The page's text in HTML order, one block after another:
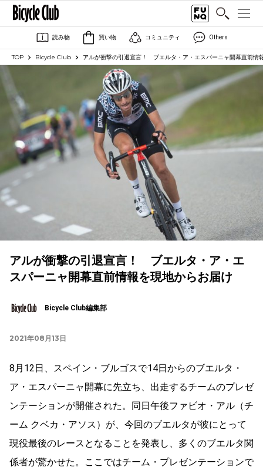
読み物 買い物 コミュニティ Others
TOP Bicycle Club アルが衝撃の引退宣言！ ブエルタ・ア・エスパーニャ開幕直前情
アルが衝撃の引退宣言！ ブエルタ・ア・エ
スパーニャ開幕直前情報を現地からお届け
Bicycle Club編集部
2021年08月13日
8月12日、スペイン・ブルゴスで14日からのブエルタ・
ア・エスパーニャ開幕に先立ち、出走するチームのプレゼ
ンテーションが開催された。同日午後ファビオ・アル（チ
ーム クベカ・アソス）が、今回のブエルタが彼にとって
現役最後のレースとなることを発表し、多くのブエルタ関
係者が驚かせた。ここではチーム・プレゼンテーションで